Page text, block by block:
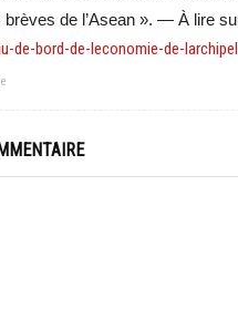
brèves de l’Asean ». — À lire
de-bord-de-leconomie-de-